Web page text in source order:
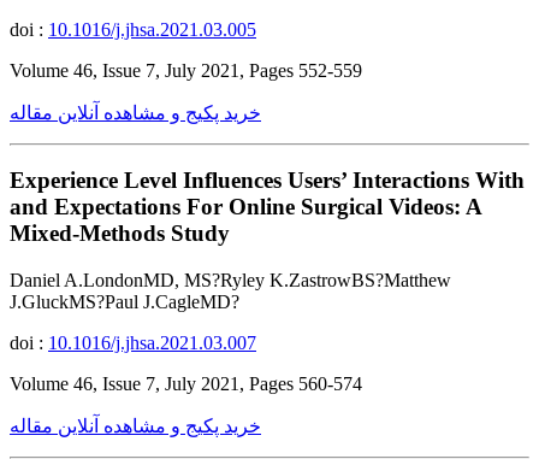
doi : 10.1016/j.jhsa.2021.03.005
Volume 46, Issue 7, July 2021, Pages 552-559
خرید پکیج و مشاهده آنلاین مقاله
Experience Level Influences Users’ Interactions With
and Expectations For Online Surgical Videos: A
Mixed-Methods Study
Daniel A.LondonMD, MS?Ryley K.ZastrowBS?Matthew
J.GluckMS?Paul J.CagleMD?
doi : 10.1016/j.jhsa.2021.03.007
Volume 46, Issue 7, July 2021, Pages 560-574
خرید پکیج و مشاهده آنلاین مقاله